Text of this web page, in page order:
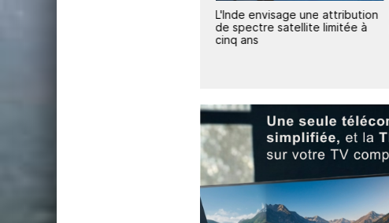
L'Inde envisage une attribution
de spectre satellite limitée à
cinq ans